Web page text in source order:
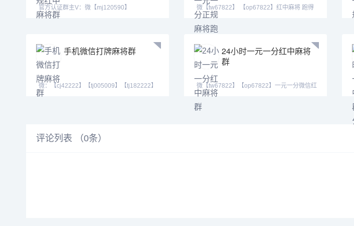
官方认证群主V：微【mj120590】
【ab120590】【mj191717
微【tw67822】 【op67822】红中麻将 跑得
快 全天24小
手机微信打牌麻将群
微：【cj42222】【tj005009】【tj182222】
Q号：(3711460
24小时一元一分红中麻将
群
微【tw67822】【op67822】一元一分微信红
中麻将群，专业
评论列表 （0条）